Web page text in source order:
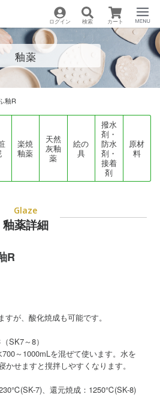
ログイン 検索 カート
Menu
釉薬
釉R
楽焼
釉薬
天然
灰釉
薬
絵の
具
撥水
剤・
防水
剤・
接着
剤
原材
料
Glaze
釉薬詳細
R
が、酸化焼成も可能です。
SK7～8）
～1000mLを混ぜて使います。水を
かせますと撹拌しやすくなります。
7)、還元焼成：1250℃(SK-8)